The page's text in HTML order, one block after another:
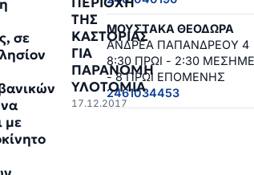
σε
με
ΤΗΣ
ΚΑΣΤΟΡΙΑΣ
ΓΙΑ
ΠΑΡΑΝΟΜΗ
ΥΛΟΤΟΜΙΑ
17.12.2017
ΜΟΥΣΤΑΚΑ ΘΕΟΔΩΡΑ
ΑΝΔΡΕΑ ΠΑΠΑΝΔΡΕΟΥ 4
8:30 ΠΡΩΙ - 2:30
- 8 ΠΡΩΙ ΕΠΟΜΕΝΗΣ
2461034453